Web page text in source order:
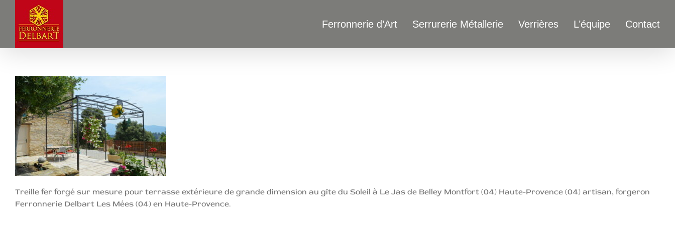
contenu
Ferronnerie d’Art Serrurerie Métallerie Verrières L’équipe Contact
Treille fer forgé sur mesure pour terrasse extérieure de grande dimension au gîte du Soleil à Le Jas de Belley Montfort (04) Haute-Provence (04) artisan, forgeron
Ferronnerie Delbart Les Mées (04) en Haute-Provence.